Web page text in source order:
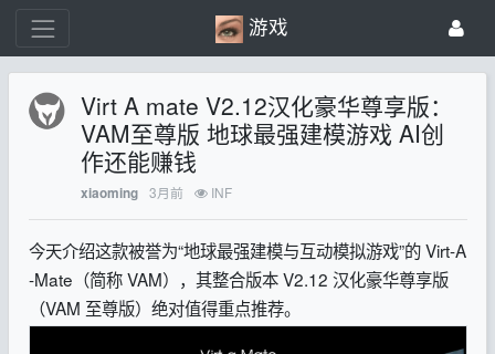
游戏
Virt A mate V2.12汉化豪华尊享版：
VAM至尊版 地球最强建模游戏 AI创
作还能赚钱
xiaoming 3月前 INF
今天介绍这款被誉为“地球最强建模与互动模拟游戏”的 Virt-A
-Mate（简称 VAM），其整合版本 V2.12 汉化豪华尊享版
（VAM 至尊版）绝对值得重点推荐。